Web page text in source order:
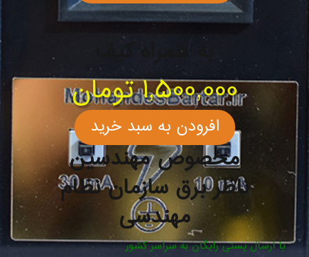
به همراه کیف
1,500,000تومان
افرودن به سبد خرید
مخصوص مهندسین
ناظر برق سازمان نظام
مهندسی
با ارسال پستی رایگان به سراسر کشور